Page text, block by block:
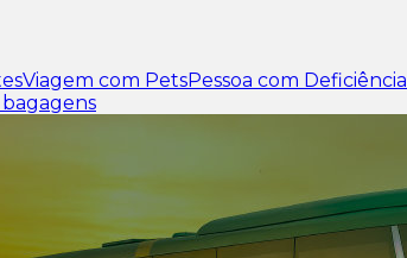
Viagem com PetsPessoa com Deficiência
bagagens